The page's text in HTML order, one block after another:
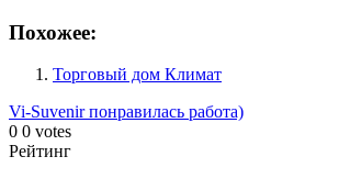
Похожее:
Торговый дом Климат
Vi-Suvenirпонравилась работа)
0 0 votes
Рейтинг